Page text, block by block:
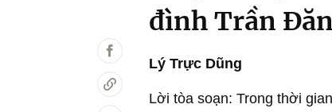
đình Trần
Lý Trực Dũng
Lời tòa soạn: Trong thời